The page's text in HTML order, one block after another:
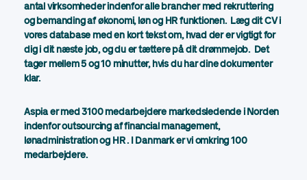
antal virksomheder indenfor alle brancher med rekruttering
og bemanding af økonomi, løn og HR funktionen. Læg dit CV i
vores database med en kort tekst om, hvad der er vigtigt for
dig i dit næste job, og du er tættere på dit drømmejob. Det
tager mellem 5 og 10 minutter, hvis du har dine dokumenter
klar.
Aspia er med 3100 medarbejdere markedsledende i Norden
indenfor outsourcing af financial management,
lønadministration og HR . I Danmark er vi omkring 100
medarbejdere.